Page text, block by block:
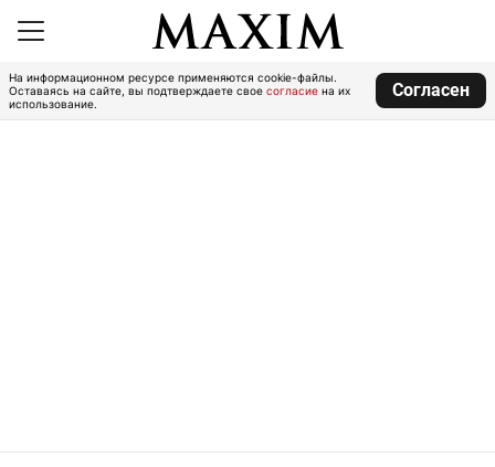
На информационном ресурсе применяются cookie-файлы.
Оставаясь на сайте, вы подтверждаете свое согласие на их
использование.
Согласен